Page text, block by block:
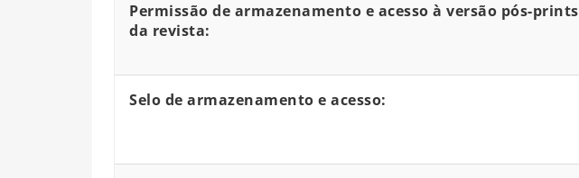
Permissão de armazenamento e acesso à versão pós-prints
da revista:
Selo de armazenamento e acesso: